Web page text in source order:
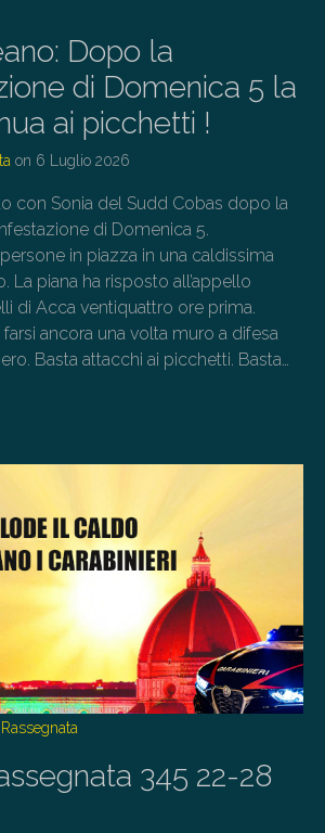
Dopo la
di Domenica 5 la
ai picchetti !
on 6 Luglio 2026
con Sonia del Sudd Cobas dopo la
di Domenica 5.
in piazza in una caldissima
La piana ha risposto all’appello
di Acca ventiquattro ore prima.
farsi ancora una volta muro a difesa
Basta attacchi ai picchetti. Basta…
345 22-28